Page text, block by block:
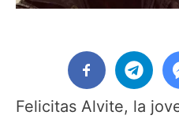
Felicitas Alvite, la